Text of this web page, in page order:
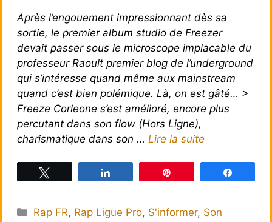
Après l’engouement impressionnant dès sa
sortie, le premier album studio de Freezer
devait passer sous le microscope implacable du
professeur Raoult premier blog de l’underground
qui s’intéresse quand même aux mainstream
quand c’est bien polémique. Là, on est gâté… >
Freeze Corleone s’est amélioré, encore plus
percutant dans son flow (Hors Ligne),
charismatique dans son … Lire la suite
Catégories
Rap FR, Rap Ligue Pro, S'informer, Son